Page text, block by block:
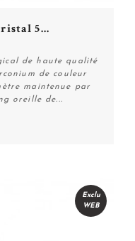
5...
de haute qualité
de couleur
maintenue par
oreille de...
Exclu
WEB